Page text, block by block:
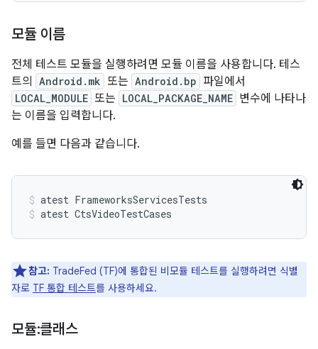
모듈 이름
전체 테스트 모듈을 실행하려면 모듈 이름을 사용합니다. 테스
트의
Android.mk 또는 Android.bp 파일에서
LOCAL_MODULE 또는 LOCAL_PACKAGE_NAME 변수에 나타나
는 이름을 입력합니다.
예를 들면 다음과 같습니다.
atest FrameworksServicesTests
atest CtsVideoTestCases
참고: TradeFed (TF)에 통합된 비모듈 테스트를 실행하려면 식별
자로 TF 통합 테스트를 사용하세요.
모듈:클래스